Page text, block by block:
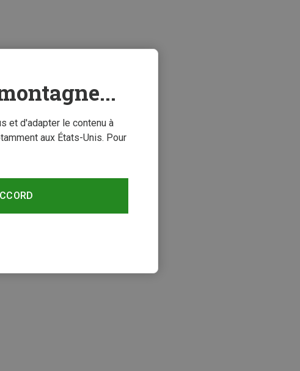
et d'adapter le contenu à
aux États-Unis. Pour